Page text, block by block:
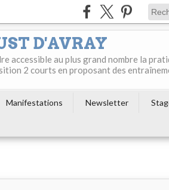
D'AVRAY
accessible au plus grand nombre la
2 courts en proposant des
Manifestations Newsletter